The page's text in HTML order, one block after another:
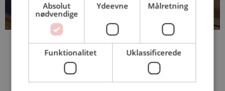
Mere inspiration
Absolut
nødvendige
Ydeevne Målretning
Funktionalitet Uklassificerede